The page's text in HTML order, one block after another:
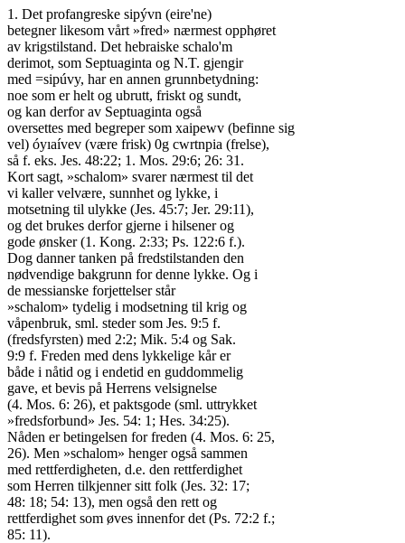
1. Det profangreske sipývn (eire'ne)
betegner likesom vårt »fred» nærmest opphøret
av krigstilstand. Det hebraiske schalo'm
derimot, som Septuaginta og N.T. gjengir
med =sipúvy, har en annen grunnbetydning:
noe som er helt og ubrutt, friskt og sundt,
og kan derfor av Septuaginta også
oversettes med begreper som xaipewv (befinne sig
vel) óyıaívev (være frisk) 0g cwrtnpia (frelse),
så f. eks. Jes. 48:22; 1. Mos. 29:6; 26: 31.
Kort sagt, »schalom» svarer nærmest til det
vi kaller velvære, sunnhet og lykke, i
motsetning til ulykke (Jes. 45:7; Jer. 29:11),
og det brukes derfor gjerne i hilsener og
gode ønsker (1. Kong. 2:33; Ps. 122:6 f.).
Dog danner tanken på fredstilstanden den
nødvendige bakgrunn for denne lykke. Og i
de messianske forjettelser står
»schalom» tydelig i modsetning til krig og
våpenbruk, sml. steder som Jes. 9:5 f.
(fredsfyrsten) med 2:2; Mik. 5:4 og Sak.
9:9 f. Freden med dens lykkelige kår er
både i nåtid og i endetid en guddommelig
gave, et bevis på Herrens velsignelse
(4. Mos. 6: 26), et paktsgode (sml. uttrykket
»fredsforbund» Jes. 54: 1; Hes. 34:25).
Nåden er betingelsen for freden (4. Mos. 6: 25,
26). Men »schalom» henger også sammen
med rettferdigheten, d.e. den rettferdighet
som Herren tilkjenner sitt folk (Jes. 32: 17;
48: 18; 54: 13), men også den rett og
rettferdighet som øves innenfor det (Ps. 72:2 f.;
85: 11).